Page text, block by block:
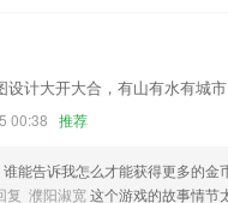
程，分析利弊，对案情进行分
效；
题，打开错题集的话则可以对
新了什么?
设计大开大合，有山有水有城市
00:38 推荐
谁能告诉我怎么才能获得更多的
复 濮阳淑宽这个游戏的故事情节